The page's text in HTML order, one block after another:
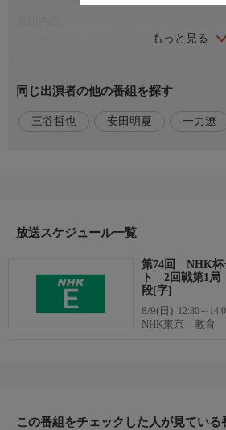
もっと見る
テレビ棋戦として半世紀以上の歴史を誇
と緊迫した勝負のだいご味を、全国の囲
今年度で74回目。2回戦第1局は一力遼名
【解説】三谷哲也八段【司会】安田明夏
同じ出演者の他の番組を探す
三谷哲也 安田明夏 一力遼
放送スケジュール一覧
第74回 NHK杯
ト 2回戦第1局
段[字]
8/9(日) 12:30～
NHK東京 教育
この番組をチェックした人が見ている